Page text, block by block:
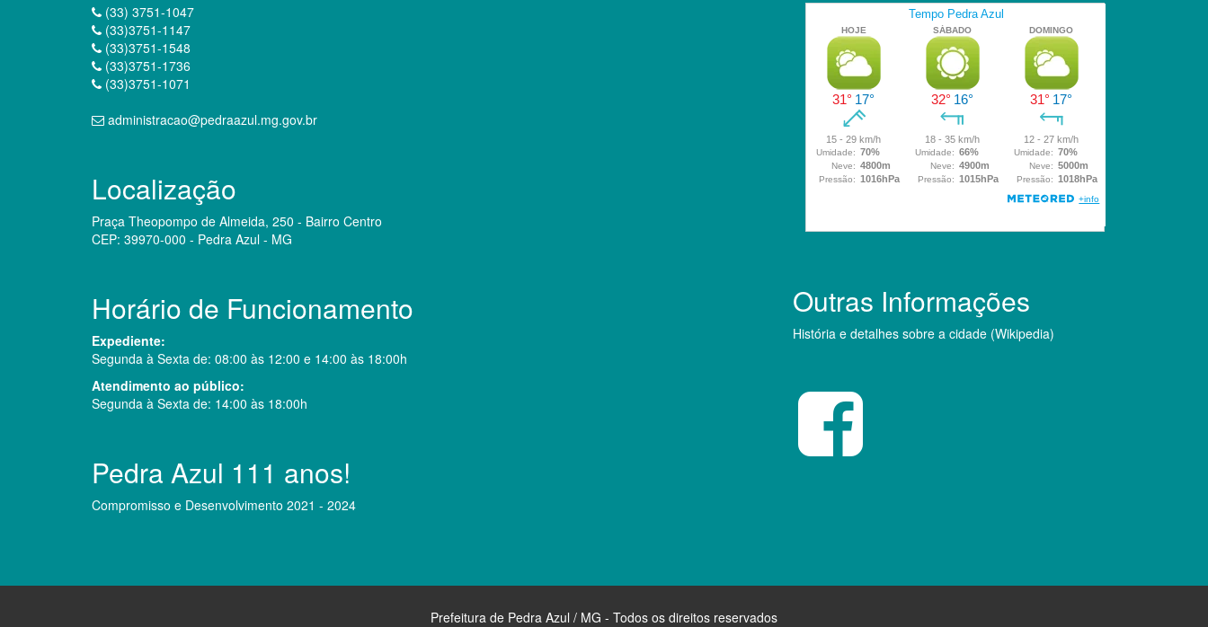
(33) 3751-1047
(33)3751-1147
(33)3751-1548
(33)3751-1736
(33)3751-1071
administracao@pedraazul.mg.gov.br
Localização
Praça Theopompo de Almeida, 250 - Bairro Centro
CEP: 39970-000 - Pedra Azul - MG
Horário de Funcionamento
Expediente:
Segunda à Sexta de: 08:00 às 12:00 e 14:00 às 18:00h
Atendimento ao público:
Segunda à Sexta de: 14:00 às 18:00h
Pedra Azul 111 anos!
Compromisso e Desenvolvimento 2021 - 2024
Outras Informações
História e detalhes sobre a cidade (Wikipedia)
Prefeitura de Pedra Azul / MG - Todos os direitos reservados